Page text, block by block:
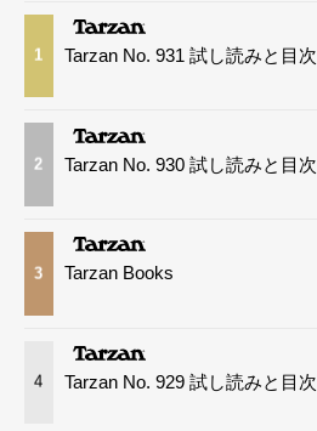
1 Tarzan No. 931 試し読みと目次
2 Tarzan No. 930 試し読みと目次
3 Tarzan Books
4 Tarzan No. 929 試し読みと目次